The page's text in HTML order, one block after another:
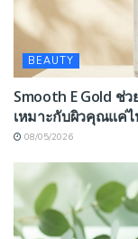
BEAUTY
Smooth E Gold ช่
เหมาะกับผิวคุณแค่ไ
08/05/2026